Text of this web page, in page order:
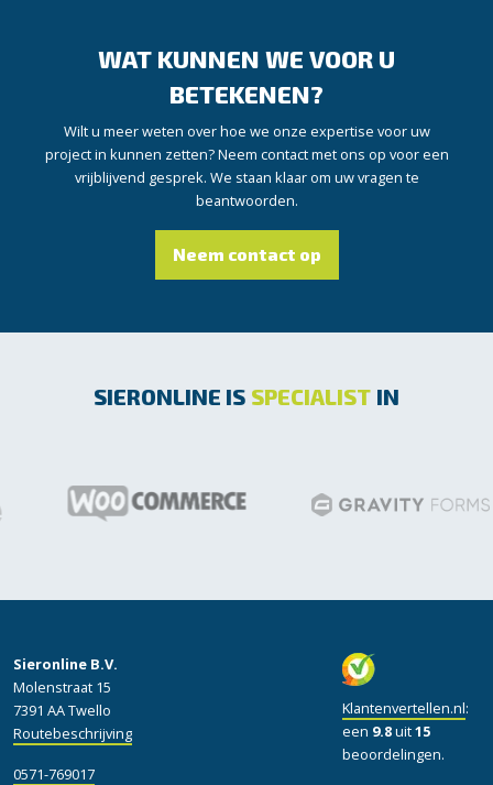
WAT KUNNEN WE VOOR U
BETEKENEN?
Wilt u meer weten over hoe we onze expertise voor uw
project in kunnen zetten? Neem contact met ons op voor een
vrijblijvend gesprek. We staan klaar om uw vragen te
beantwoorden.
Neem contact op
SIERONLINE IS SPECIALIST IN
Klantenvertellen.nl:
een 9.8uit15
beoordelingen.
Sieronline B.V.
Molenstraat 15
7391 AA Twello
Routebeschrijving
0571-769017